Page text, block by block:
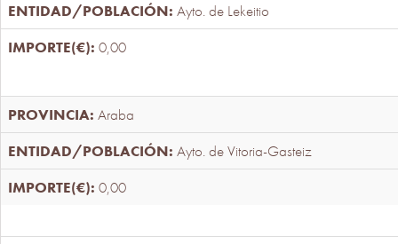
Ayto. de Lekeitio
0,00
Araba
Ayto. de Vitoria-Gasteiz
0,00